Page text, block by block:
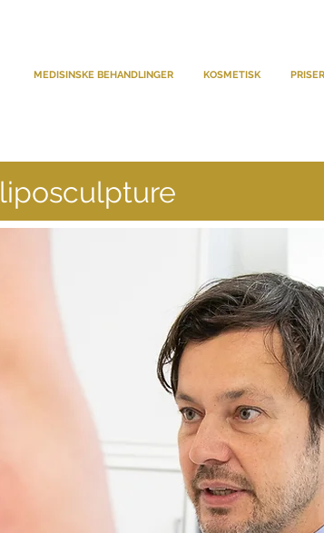
MEDISINSKE BEHANDLINGER KOSMETISK PRISER